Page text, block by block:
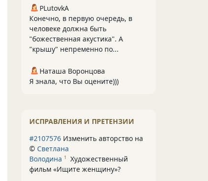
PLutоvkА
Конечно, в первую очередь, в
человеке должна быть
"божественная акустика". А
"крышу" непременно по...
Наташа Воронцова
Я знала, что Вы оцените)))
ИСПРАВЛЕНИЯ И ПРЕТЕНЗИИ
#2107576 Изменить авторство на
© Светлана
Володина 1
Художественный
фильм «Ищите женщину»?